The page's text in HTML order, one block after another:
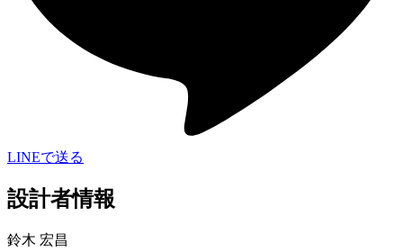
LINEで送る
設計者情報
鈴木 宏昌